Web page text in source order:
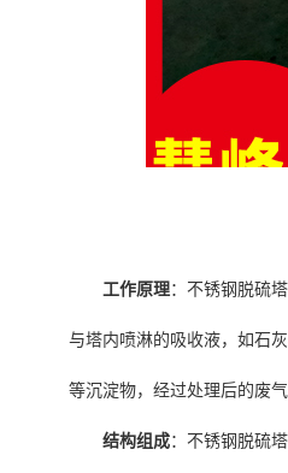
工作原理：不锈钢脱硫
与塔内喷淋的吸收液，如石
等沉淀物，经过处理后的废
结构组成：不锈钢脱硫